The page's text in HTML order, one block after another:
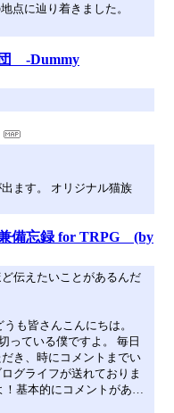
点に辿り着きました。
-Dummy
ます。 オリジナル猫族
備忘録 for TRPG (by
伝えたいことがあるんだ
も皆さんこんにちは。
っている僕ですよ。 毎日
き、時にコメントまでい
グライフが送れておりま
基本的にコメントがあ…